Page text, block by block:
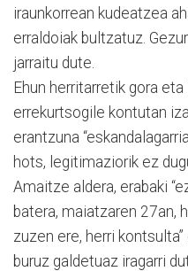
iraunkorrean kudeatzea
erraldoiak bultzatuz.
jarraitu dute.
Ehun herritarretik gora
errekurtsogile kontutan
erantzuna
hots, legitimaziorik ez
Amaitze aldera, erabaki
batera, maiatzaren 27an,
zuzen ere, herri
buruz galdetuaz iragarri